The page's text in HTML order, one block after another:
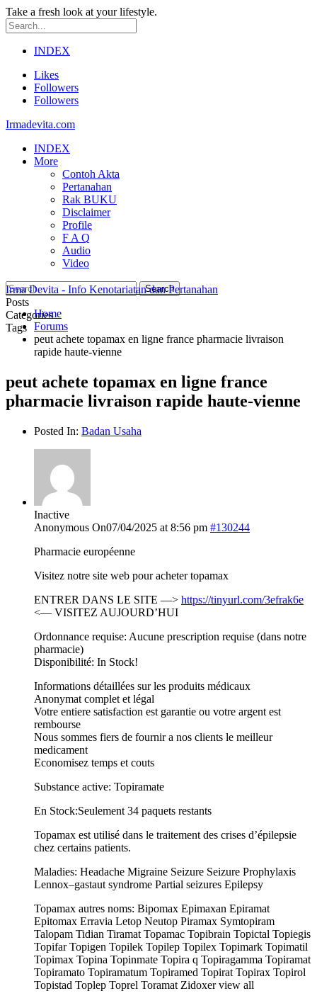
Take a fresh look at your lifestyle.
INDEX
Likes
Followers
Followers
Irmadevita.com
INDEX
More
Contoh Akta
Pertanahan
Rak BUKU
Disclaimer
Profile
F A Q
Audio
Video
Posts
Categories
Tags
Irma Devita - Info Kenotariatan dan Pertanahan
Home
Forums
peut achete topamax en ligne france pharmacie livraison
rapide haute-vienne
peut achete topamax en ligne france
pharmacie livraison rapide haute-vienne
Posted In: Badan Usaha
Inactive
Anonymous On07/04/2025 at 8:56 pm #130244
Pharmacie européenne
Visitez notre site web pour acheter topamax
ENTRER DANS LE SITE —> https://tinyurl.com/3efrak6e
<— VISITEZ AUJOURD’HUI
Ordonnance requise: Aucune prescription requise (dans notre
pharmacie)
Disponibilité: In Stock!
Informations détaillées sur les produits médicaux
Anonymat complet et légal
Votre entiere satisfaction est garantie ou votre argent est
rembourse
Nous sommes fiers de fournir a nos clients le meilleur
medicament
Economisez temps et couts
Substance active: Topiramate
En Stock:Seulement 34 paquets restants
Topamax est utilisé dans le traitement des crises d’épilepsie
chez certains patients.
Maladies: Headache Migraine Seizure Seizure Prophylaxis
Lennox–gastaut syndrome Partial seizures Epilepsy
Topamax autres noms: Bipomax Epimaxan Epiramat
Epitomax Erravia Letop Neutop Piramax Symtopiram
Talopam Tidian Tiramat Topamac Topibrain Topictal Topiegis
Topifar Topigen Topilek Topilep Topilex Topimark Topimatil
Topimax Topina Topinmate Topira q Topiragamma Topiramat
Topiramato Topiramatum Topiramed Topirat Topirax Topirol
Topistad Toplep Toprel Toramat Zidoxer view all